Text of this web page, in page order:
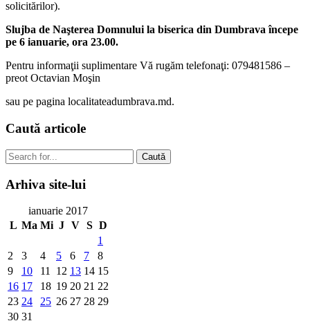
solicitărilor).
Slujba de Naşterea Domnului la biserica din Dumbrava începe
pe 6 ianuarie, ora 23.00.
Pentru informaţii suplimentare Vă rugăm telefonaţi: 079481586 –
preot Octavian Moşin
sau pe pagina localitateadumbrava.md.
Caută articole
Caută
Arhiva site-lui
ianuarie 2017
L Ma Mi J V S D
1
2
3 4 5 6 7
8
9
10 11 12 13 14 15
16 17 18 19 20 21 22
23 24 25 26 27 28 29
30 31